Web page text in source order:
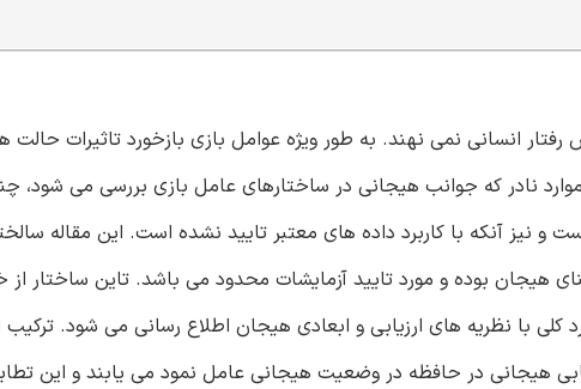
انسانی نمی نهند. به طور ویژه عوامل بازی بازخورد تاثیرات حالت
نادر که جوانب هیجانی در ساختارهای عامل بازی بررسی می شود،
و نیز آنکه با کاربرد داده های معتبر تایید نشده است. این مقاله
هیجان بوده و مورد تایید آزمایشات محدود می باشد. تاین ساختار از
کلی با نظریه های ارزیابی و ابعادی هیجان اطلاع رسانی می شود. ترکیب
هیجانی در حافظه در وضعیت هیجانی عامل نمود می یابند و این